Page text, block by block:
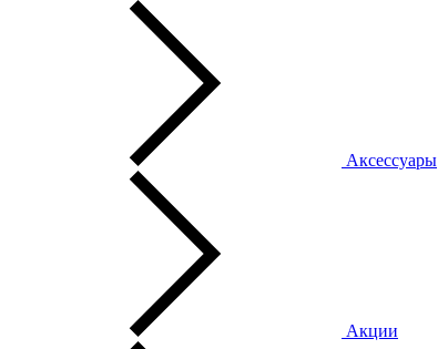
Аксессуары
Акции